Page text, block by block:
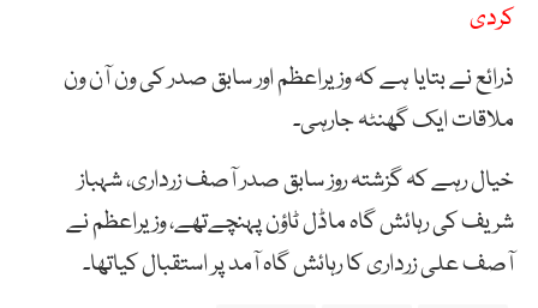
کردی
ذرائع نے بتایا ہے کہ وزیراعظم اور سابق صدر کی ون آن ون
ملاقات ایک گھنٹہ جارہی۔
خیال رہے کہ گزشتہ روز سابق صدر آصف زرداری، شہباز
شریف کی رہائش گاہ ماڈل ٹاؤن پہنچےتھے، وزیراعظم نے
آصف علی زرداری کا رہائش گاہ آمد پر استقبال کیاتھا۔